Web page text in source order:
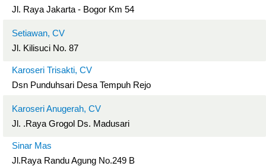
Jl. Raya Jakarta - Bogor Km 54
Setiawan, CV
Jl. Kilisuci No. 87
Karoseri Trisakti, CV
Dsn Punduhsari Desa Tempuh Rejo
Karoseri Anugerah, CV
Jl. .Raya Grogol Ds. Madusari
Sinar Mas
Jl.Raya Randu Agung No.249 B